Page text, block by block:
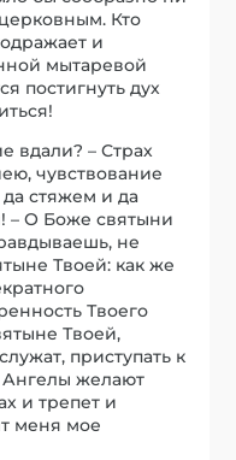
Кто
и
мытаревой
постигнуть дух
вдали? – Страх
чувствование
стяжем и да
– О Боже святыни
не
Твоей: как же
Твоего
Твоей,
приступать к
Ангелы желают
и трепет и
меня мое